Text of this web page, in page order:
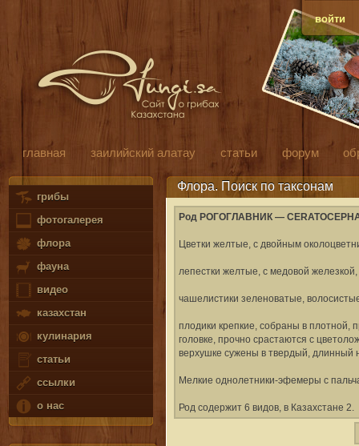
войти
главная заилийский алатау статьи форум
грибы
фотогалерея
флора
фауна
видео
казахстан
кулинария
статьи
ссылки
о нас
Флора. Поиск по таксонам
Род РОГОГЛАВНИК —
Цветки желтые, с двойным
лепестки желтые, с медовой
чашелистики зеленоватые,
плодики крепкие, собраны в плотной,
головке, прочно срастаются с
верхушке сужены в твердый, длинный
Мелкие однолетники-эфемеры с
Род содержит 6 видов, в Казахстане 2.